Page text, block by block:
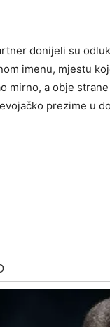
donijeli su
imenu, mjestu
mirno, a obje
prezime u